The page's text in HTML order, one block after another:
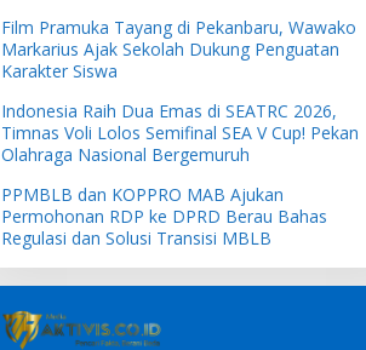
Film Pramuka Tayang di Pekanbaru, Wawako
Markarius Ajak Sekolah Dukung Penguatan
Karakter Siswa
Indonesia Raih Dua Emas di SEATRC 2026,
Timnas Voli Lolos Semifinal SEA V Cup! Pekan
Olahraga Nasional Bergemuruh
PPMBLB dan KOPPRO MAB Ajukan
Permohonan RDP ke DPRD Berau Bahas
Regulasi dan Solusi Transisi MBLB